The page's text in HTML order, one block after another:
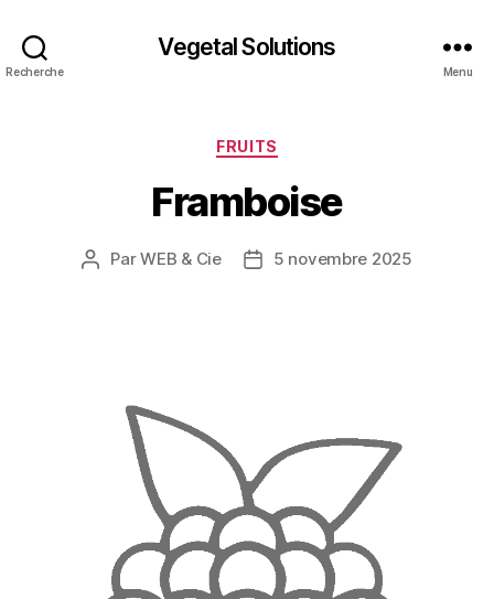
Recherche
Vegetal Solutions
Menu
Catégories
FRUITS
Framboise
Auteur
ParWEB & Cie
Date5 novembre 2025